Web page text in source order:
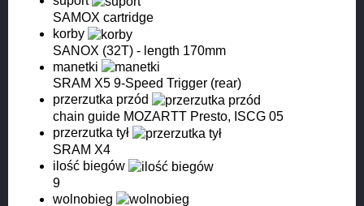
SAMOX cartridge
korby
SANOX (32T) - length 170mm
manetki
SRAM X5 9-Speed Trigger (rear)
przerzutka przód
chain guide MOZARTT Presto, ISCG 05
przerzutka tył
SRAM X4
ilość biegów
9
wolnobieg